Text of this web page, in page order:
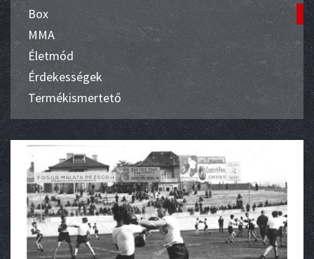
Box
MMA
Életmód
Érdekességek
Termékismertető